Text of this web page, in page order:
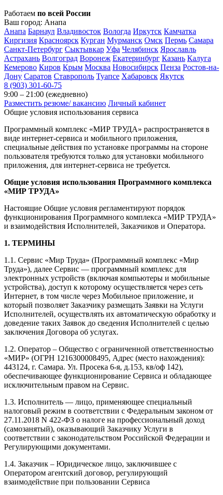
Работаем по всей России
Ваш город: Анапа
Анапа Барнаул Владивосток Вологда Иркутск Камчатка
Киргизия Красноярск Курган Мурманск Омск Пермь Самара
Санкт-Петербург Сыктывкар Уфа Челябинск Ярославль
Астрахань Волгоград Воронеж Екатеринбург Казань Калуга
Кемерово Киров Крым Москва Новосибирск Пенза Ростов-на-
Дону Саратов Ставрополь Туапсе Хабаровск Якутск
8 (903) 301-60-75
9:00 – 21:00 (ежедневно)
Разместить резюме/ вакансию Личный кабинет
Общие условия использования сервиса
Программный комплекс «МИР ТРУДА» распространяется в
виде интернет-сервиса и мобильного приложения,
специальные действия по установке программы на стороне
пользователя требуются только для установки мобильного
приложения, для интернет-сервиса не требуется.
Общие условия использования Программного комплекса
«МИР ТРУДА»
Настоящие Общие условия регламентируют порядок
функционирования Программного комплекса «МИР ТРУДА»
и взаимодействия Исполнителей, Заказчиков и Оператора.
1. ТЕРМИНЫ
1.1. Сервис «Мир Труда» (Программный комплекс «Мир
Труда»), далее Сервис — программный комплекс для
электронных устройств (включая компьютеры и мобильные
устройства), доступ к которому осуществляется через сеть
Интернет, в том числе через Мобильное приложение, и
который позволяет Заказчику размещать Заявки на Услуги
Исполнителей, осуществлять их автоматическую обработку и
доведение таких Заявок до сведения Исполнителей с целью
заключения Договора об услугах.
1.2. Оператор – Общество с ограниченной ответственностью
«МИР» (ОГРН 1216300008495, Адрес (место нахождения):
443124, г. Самара. Ул. Просека 6-я, д.153, кв/оф 142),
обеспечивающее функционирование Сервиса и обладающее
исключительным правом на Сервис.
1.3. Исполнитель — лицо, применяющее специальный
налоговый режим в соответствии с Федеральным законом от
27.11.2018 N 422-ФЗ о налоге на профессиональный доход
(самозанятый), оказывающий Заказчику Услуги в
соответствии с законодательством Российской Федерации и
Регулирующими документами.
1.4. Заказчик – Юридическое лицо, заключившее с
Оператором агентский договор, регулирующий
взаимодействие при пользовании Сервиса